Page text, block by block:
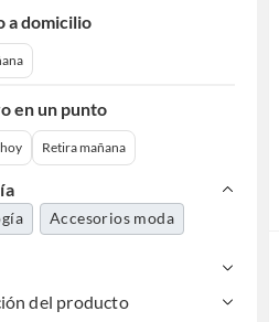
a domicilio
en un punto
Retira mañana
Accesorios moda
del producto